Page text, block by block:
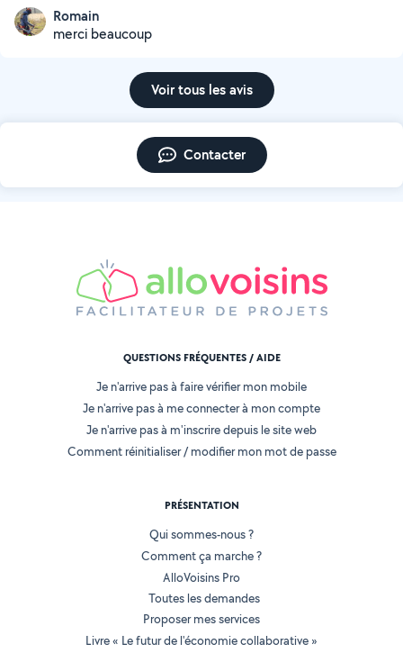
Romain
merci beaucoup
Voir tous les avis
Contacter
QUESTIONS FRÉQUENTES / AIDE
Je n'arrive pas à faire vérifier mon mobile
Je n'arrive pas à me connecter à mon compte
Je n'arrive pas à m'inscrire depuis le site web
Comment réinitialiser / modifier mon mot de passe
PRÉSENTATION
Qui sommes-nous ?
Comment ça marche ?
AlloVoisins Pro
Toutes les demandes
Proposer mes services
Livre « Le futur de l'économie collaborative »